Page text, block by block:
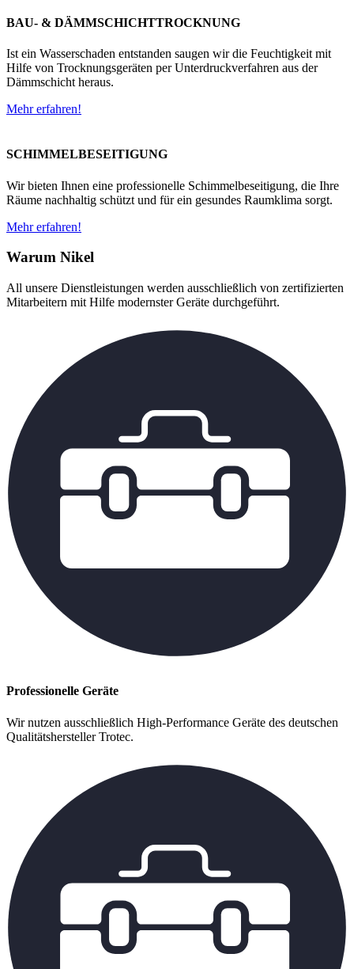
BAU- & DÄMMSCHICHTTROCKNUNG
Ist ein Wasserschaden entstanden saugen wir die Feuchtigkeit mit
Hilfe von Trocknungsgeräten per Unterdruckverfahren aus der
Dämmschicht heraus.
Mehr erfahren!
SCHIMMELBESEITIGUNG
Wir bieten Ihnen eine professionelle Schimmelbeseitigung, die Ihre
Räume nachhaltig schützt und für ein gesundes Raumklima sorgt.
Mehr erfahren!
Warum Nikel
All unsere Dienstleistungen werden ausschließlich von zertifizierten
Mitarbeitern mit Hilfe modernster Geräte durchgeführt.
Professionelle Geräte
Wir nutzen ausschließlich High-Performance Geräte des deutschen
Qualitätshersteller Trotec.